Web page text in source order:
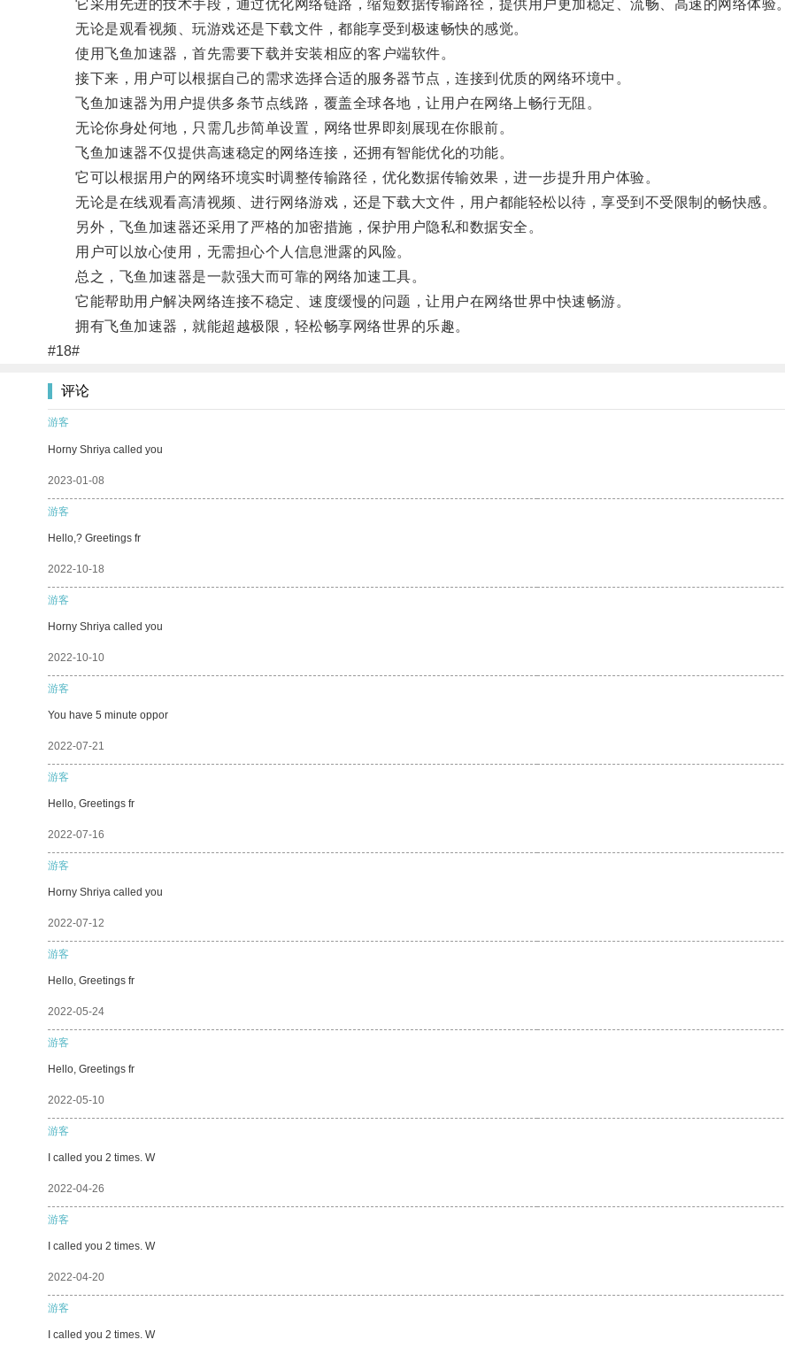
它采用先进的技术手段，通过优化网络链路，缩短数据传输路径，提供用户更加稳定、流畅、高速的网络体验。
无论是观看视频、玩游戏还是下载文件，都能享受到极速畅快的感觉。
使用飞鱼加速器，首先需要下载并安装相应的客户端软件。
接下来，用户可以根据自己的需求选择合适的服务器节点，连接到优质的网络环境中。
飞鱼加速器为用户提供多条节点线路，覆盖全球各地，让用户在网络上畅行无阻。
无论你身处何地，只需几步简单设置，网络世界即刻展现在你眼前。
飞鱼加速器不仅提供高速稳定的网络连接，还拥有智能优化的功能。
它可以根据用户的网络环境实时调整传输路径，优化数据传输效果，进一步提升用户体验。
无论是在线观看高清视频、进行网络游戏，还是下载大文件，用户都能轻松以待，享受到不受限制的畅快感。
另外，飞鱼加速器还采用了严格的加密措施，保护用户隐私和数据安全。
用户可以放心使用，无需担心个人信息泄露的风险。
总之，飞鱼加速器是一款强大而可靠的网络加速工具。
它能帮助用户解决网络连接不稳定、速度缓慢的问题，让用户在网络世界中快速畅游。
拥有飞鱼加速器，就能超越极限，轻松畅享网络世界的乐趣。
#18#
评论
游客
Horny Shriya called you
2023-01-08
游客
Hello,? Greetings fr
2022-10-18
游客
Horny Shriya called you
2022-10-10
游客
You have 5 minute oppor
2022-07-21
游客
Hello, Greetings fr
2022-07-16
游客
Horny Shriya called you
2022-07-12
游客
Hello, Greetings fr
2022-05-24
游客
Hello, Greetings fr
2022-05-10
游客
I called you 2 times. W
2022-04-26
游客
I called you 2 times. W
2022-04-20
游客
I called you 2 times. W